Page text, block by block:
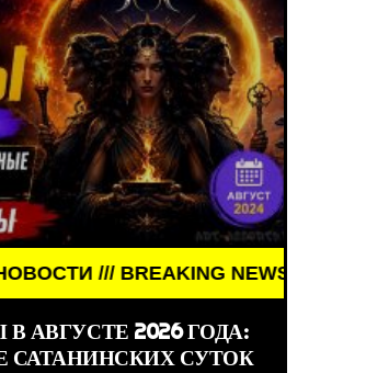
NEWS /// НОВОСТИ
АВГУСТЕ 2026 ГОДА:
САТАНИНСКИХ СУТОК